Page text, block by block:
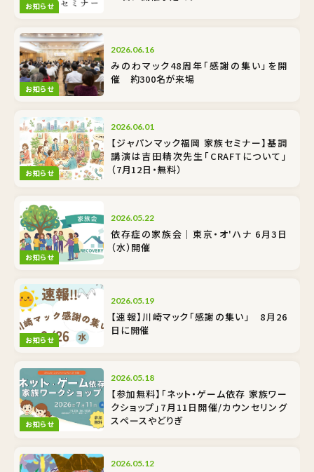
お知らせ
お知らせ
2026.06.16
みのわマック48周年「感謝の集い」を開
催 約300名が来場
お知らせ
2026.06.01
【ジャパンマック福岡 家族セミナー】基調
講演は吉田精次先生「CRAFTについて」
（7月12日・無料）
お知らせ
2026.05.22
依存症の家族会｜東京・オ'ハナ 6月3日
（水）開催
お知らせ
2026.05.19
【速報】川崎マック「感謝の集い」 8月26
日に開催
お知らせ
2026.05.18
【参加無料】「ネット・ゲーム依存 家族ワー
クショップ」7月11日開催/カウンセリング
スペースやどりぎ
2026.05.12